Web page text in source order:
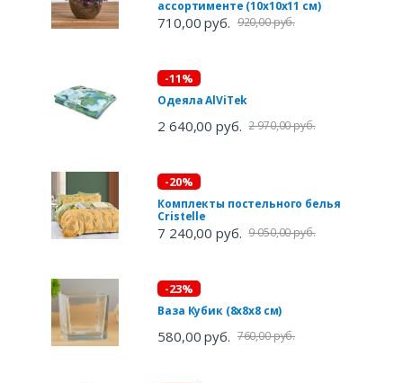
ассортименте (10х10х11 см)
710,00 руб. 920,00 руб.
-11%
Одеяла AlViTek
2 640,00 руб. 2 970,00 руб.
-20%
Комплекты постельного белья
Cristelle
7 240,00 руб. 9 050,00 руб.
-23%
Ваза Кубик (8х8х8 см)
580,00 руб. 760,00 руб.